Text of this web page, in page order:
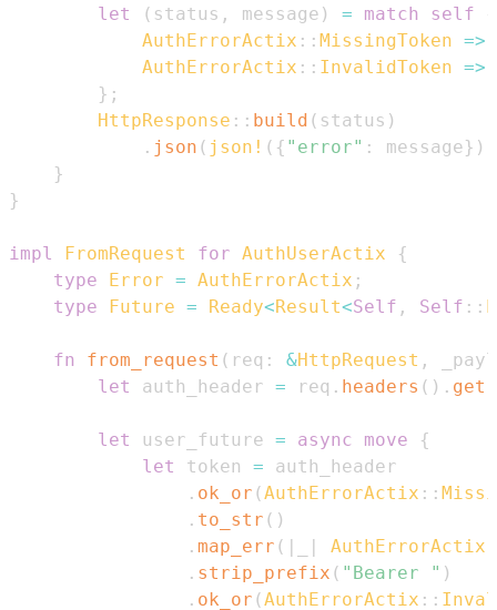
let
( status , message ) = match self
AuthErrorActix :: MissingToken =>
AuthErrorActix :: InvalidToken =>
} ;
HttpResponse :: build ( status )
. json ( json! ( { "error" : message} )
}
}
impl FromRequest for AuthUserActix
{
type
Error = AuthErrorActix ;
type
Future = Ready<Result<Self , Self ::
fn from_request ( req : &HttpRequest ,
let
auth_header = req . headers ( ) . get
let user_future = async move
{
let
token =
. ok_or (AuthErrorActix ::
. to_str ( )
. map_err ( | | AuthErrorActix
. strip_prefix ( "Bearer " )
. ok_or (AuthErrorActix ::